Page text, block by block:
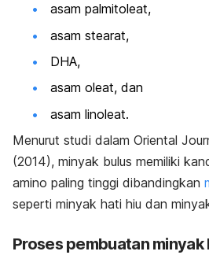
asam palmitoleat,
asam stearat,
DHA,
asam oleat, dan
asam linoleat.
Menurut studi dalam Oriental
(2014), minyak bulus memiliki
amino paling tinggi dibandingkan
seperti minyak hati hiu dan
Proses pembuatan minyak